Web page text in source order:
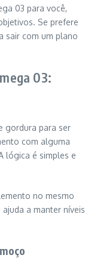
03 para você,
Se prefere
sair com um plano
03:
gordura para ser
com alguma
lógica é simples e
no mesmo
a manter níveis